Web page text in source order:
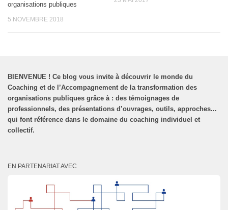
organisations publiques
5 NOVEMBRE 2018
BIENVENUE ! Ce blog vous invite à découvrir le monde du
Coaching et de l’Accompagnement de la transformation des
organisations publiques grâce à : des témoignages de
professionnels, des présentations d’ouvrages, outils, approches...
qui font référence dans le domaine du coaching individuel et
collectif.
EN PARTENARIAT AVEC